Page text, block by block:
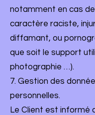
notamment en cas
caractère raciste,
diffamant, ou
que soit le support
photographie …).
7. Gestion des
personnelles.
Le Client est informé